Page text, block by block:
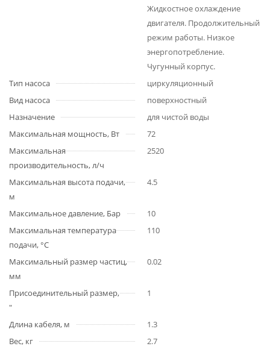
Жидкостное охлаждение
двигателя. Продолжительный
режим работы. Низкое
энергопотребление.
Чугунный корпус.
Тип насоса
циркуляционный
Вид насоса
поверхностный
Назначение
для чистой воды
Максимальная мощность, Вт
72
Максимальная
производительность, л/ч
2520
Максимальная высота подачи,
м
4.5
Максимальное давление, Бар
10
Максимальная температура
подачи, °С
110
Максимальный размер частиц,
мм
0.02
Присоединительный размер,
"
1
Длина кабеля, м
1.3
Вес, кг
2.7